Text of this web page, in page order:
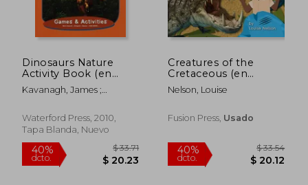
dcto. $ 30.65
45%
dcto. $
Dinosaurs Nature
Activity Book (en
Inglés)
Kavanagh, James ;
Raymond
Waterford Press, 2010,
Tapa Blanda, Nuevo
Creatures of the
Cretaceous (en
Inglés)
Nelson, Louise
Fusion Press, Usado